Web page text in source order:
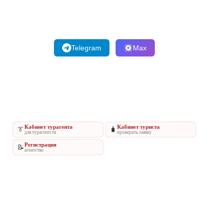
Telegram Max
👔Кабинет турагента
для турагентств 🧳 Кабинет туриста
проверить заявку
📝Регистрация
агентство